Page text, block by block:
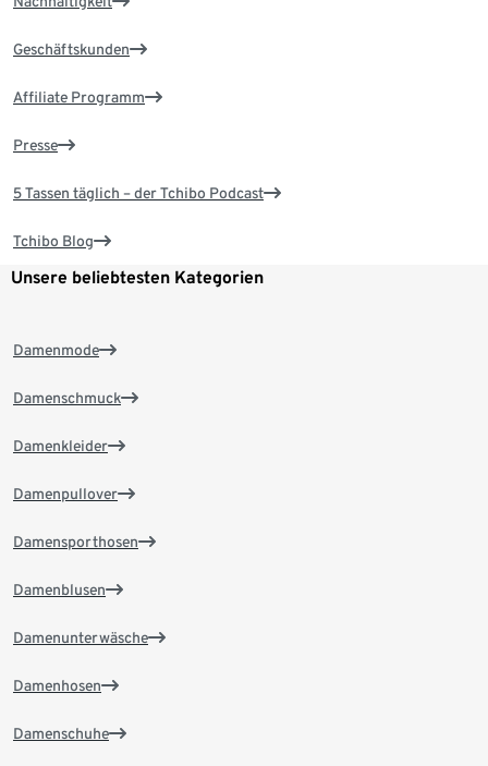
Geschäftskunden
Affiliate Programm
Presse
5 Tassen täglich – der Tchibo Podcast
Tchibo Blog
Unsere beliebtesten Kategorien
Damenmode
Damenschmuck
Damenkleider
Damenpullover
Damensporthosen
Damenblusen
Damenunterwäsche
Damenhosen
Damenschuhe